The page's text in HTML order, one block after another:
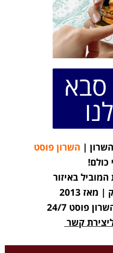
סבא
| השרון פוסט
כולם!
באיזור
2013
פוסט 24/7
קשר